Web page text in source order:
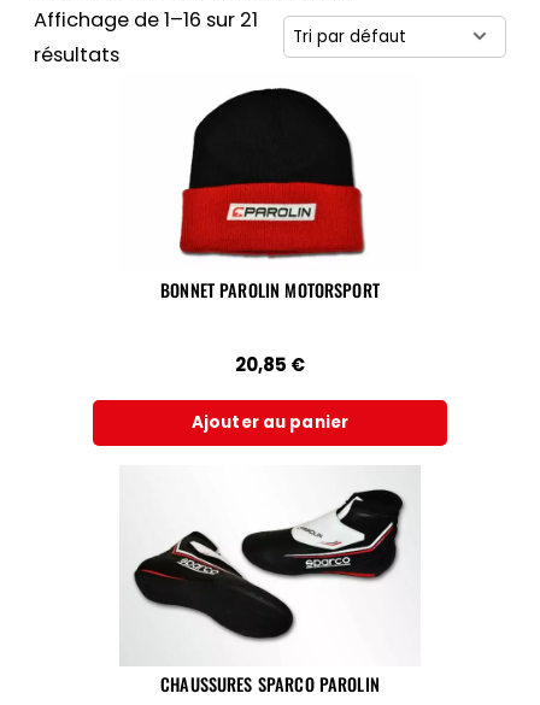
Affichage de 1–16 sur 21
résultats
BONNET PAROLIN MOTORSPORT
20,85 €
Ajouter au panier
CHAUSSURES SPARCO PAROLIN